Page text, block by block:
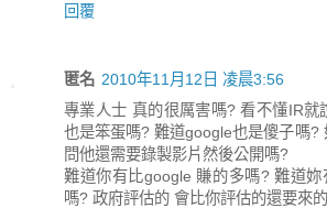
回覆
匿名 2010年11月12日 凌晨3:56
專業人士 真的很厲害嗎? 看不懂IR就
也是笨蛋嗎? 難道google也是傻子嗎?
問他還需要錄製影片然後公開嗎?
難道你有比google 賺的多嗎? 難道
嗎? 政府評估的 會比你評估的還要來